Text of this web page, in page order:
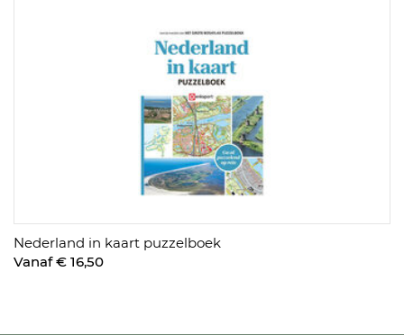
Nederland in kaart puzzelboek
Vanaf € 16,50